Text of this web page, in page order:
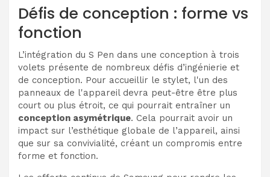
Défis de conception : forme vs
fonction
L’intégration du S Pen dans une conception à trois
volets présente de nombreux défis d’ingénierie et
de conception. Pour accueillir le stylet, l'un des
panneaux de l'appareil devra peut-être être plus
court ou plus étroit, ce qui pourrait entraîner un
conception asymétrique. Cela pourrait avoir un
impact sur l’esthétique globale de l’appareil, ainsi
que sur sa convivialité, créant un compromis entre
forme et fonction.